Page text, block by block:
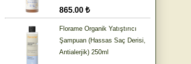
865.00 ₺
Florame Organik Yatıştırıcı
Şampuan (Hassas Saç Derisi,
Antialerjik) 250ml